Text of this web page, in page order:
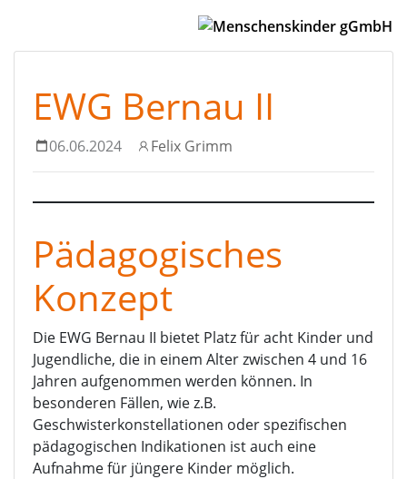
EWG Bernau II
06.06.2024 Felix Grimm
Pädagogisches
Konzept
Die EWG Bernau II bietet Platz für acht Kinder und
Jugendliche, die in einem Alter zwischen 4 und 16
Jahren aufgenommen werden können. In
besonderen Fällen, wie z.B.
Geschwisterkonstellationen oder spezifischen
pädagogischen Indikationen ist auch eine
Aufnahme für jüngere Kinder möglich.